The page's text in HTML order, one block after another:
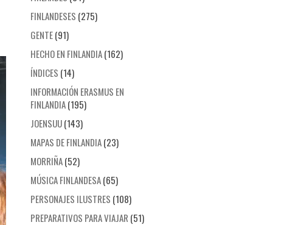
FINLANDESES (275)
GENTE(91)
HECHO EN FINLANDIA(162)
ÍNDICES (14)
INFORMACIÓN ERASMUS EN
FINLANDIA(195)
JOENSUU(143)
MAPAS DE FINLANDIA(23)
MORRIÑA(52)
MÚSICA FINLANDESA(65)
PERSONAJES ILUSTRES (108)
PREPARATIVOS PARA VIAJAR (51)